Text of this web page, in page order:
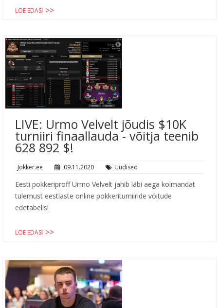
LOE EDASI
LIVE: Urmo Velvelt jõudis $10K
turniiri finaallauda - võitja teenib
628 892 $!
Jokker.ee 09.11.2020 Uudised
Eesti pokkeriproff Urmo Velvelt jahib läbi aega kolmandat
tulemust eestlaste online pokkeriturniiride võitude
edetabelis!
LOE EDASI